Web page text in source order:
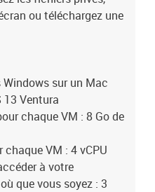
ou téléchargez une
sur un Mac
13 Ventura
chaque VM : 8 Go de
VM : 4 vCPU
à votre
que vous soyez : 3